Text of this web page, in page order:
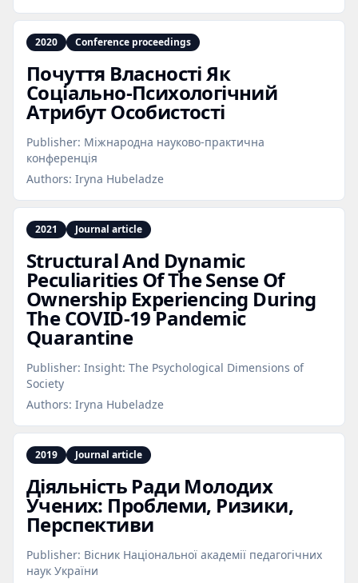
2020 Conference proceedings
Почуття Власності Як
Соціально‑Психологічний
Атрибут Особистості
Publisher: Міжнародна науково-практична
конференція
Authors: Iryna Hubeladze
2021 Journal article
Structural And Dynamic
Peculiarities Of The Sense Of
Ownership Experiencing During
The COVID‑19 Pandemic
Quarantine
Publisher: Insight: The Psychological Dimensions of
Society
Authors: Iryna Hubeladze
2019 Journal article
Діяльність Ради Молодих
Учених: Проблеми, Ризики,
Перспективи
Publisher: Вісник Національної академії педагогічних
наук України